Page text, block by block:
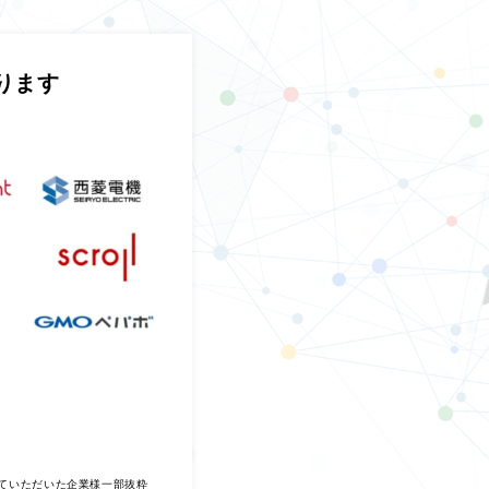
ます
いただいた企業様一部抜粋